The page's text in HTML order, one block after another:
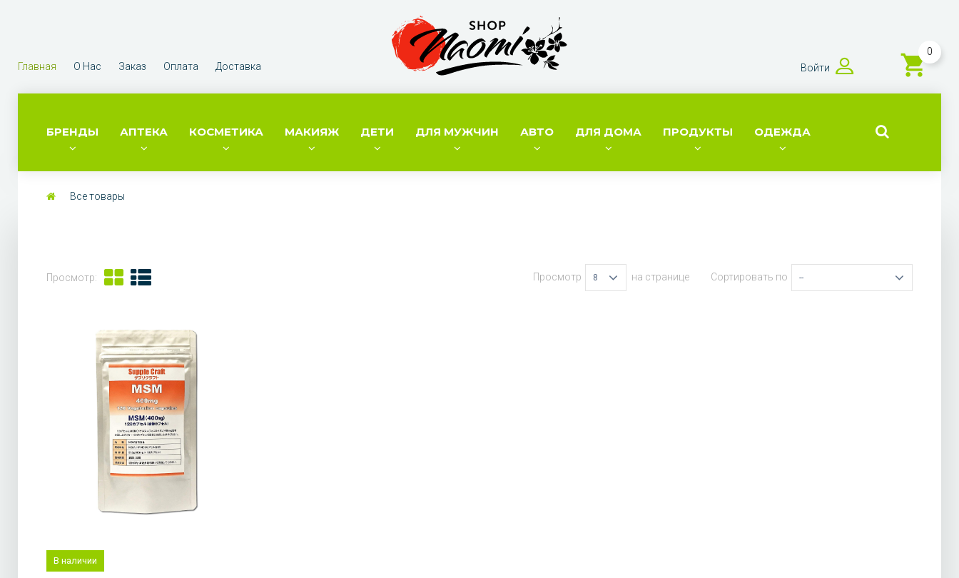
0
Войти
Главная О Нас Заказ Оплата Доставка
БРЕНДЫ АПТЕКА КОСМЕТИКА МАКИЯЖ ДЕТИ ДЛЯ МУЖЧИН АВТО ДЛЯ ДОМА ПРОДУКТЫ ОДЕЖДА
Все товары
Просмотр: Сортировать по --
Просмотр 8 на странице
В наличии